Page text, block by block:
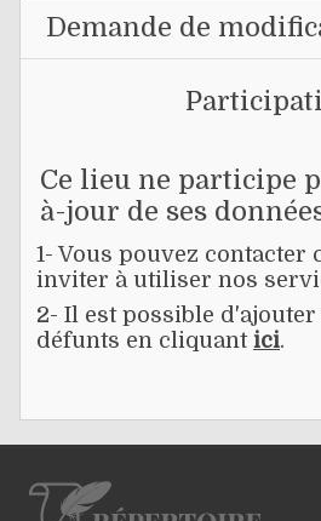
Demande de
Ce lieu ne participe
à-jour de ses
1- Vous pouvez contacter
inviter à utiliser nos
2- Il est possible
défunts en cliquant ici.